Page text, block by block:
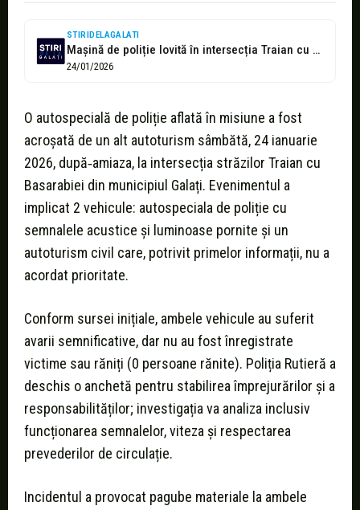
STIRIDELAGALATI
Mașină de poliție lovită în intersecția Traian cu Basarabiei
24/01/2026
O autospecială de poliție aflată în misiune a fost
acroșată de un alt autoturism sâmbătă, 24 ianuarie
2026, după‑amiaza, la intersecția străzilor Traian cu
Basarabiei din municipiul Galați. Evenimentul a
implicat 2 vehicule: autospeciala de poliție cu
semnalele acustice și luminoase pornite și un
autoturism civil care, potrivit primelor informații, nu a
acordat prioritate.
Conform sursei inițiale, ambele vehicule au suferit
avarii semnificative, dar nu au fost înregistrate
victime sau răniți (0 persoane rănite). Poliția Rutieră a
deschis o anchetă pentru stabilirea împrejurărilor și a
responsabilităților; investigația va analiza inclusiv
funcționarea semnalelor, viteza și respectarea
prevederilor de circulație.
Incidentul a provocat pagube materiale la ambele